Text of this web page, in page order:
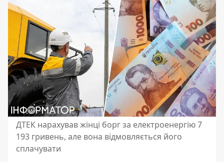
ДТЕК нарахував жінці борг за електроенергію 7
193 гривень, але вона відмовляється його
сплачувати